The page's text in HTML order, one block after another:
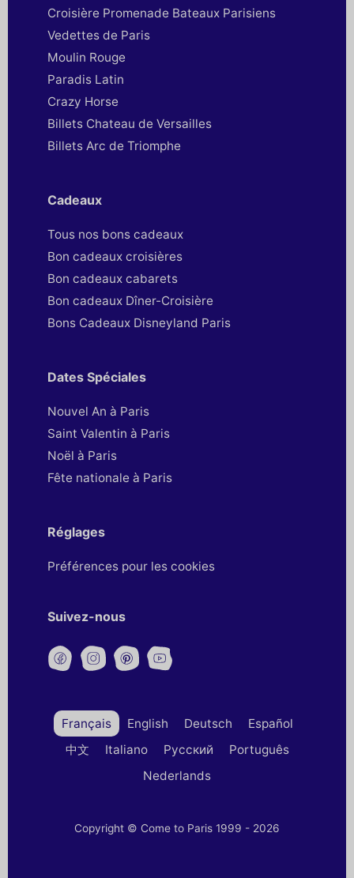
Croisière Promenade Bateaux Parisiens
Vedettes de Paris
Moulin Rouge
Paradis Latin
Crazy Horse
Billets Chateau de Versailles
Billets Arc de Triomphe
Cadeaux
Tous nos bons cadeaux
Bon cadeaux croisières
Bon cadeaux cabarets
Bon cadeaux Dîner-Croisière
Bons Cadeaux Disneyland Paris
Dates Spéciales
Nouvel An à Paris
Saint Valentin à Paris
Noël à Paris
Fête nationale à Paris
Réglages
Préférences pour les cookies
Suivez-nous
Français English Deutsch
Español
中文
Italiano Русский
Português
Nederlands
Copyright © Come to Paris 1999 - 2026